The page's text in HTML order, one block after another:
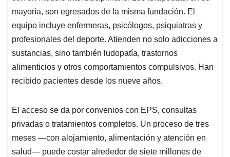
mayoría, son egresados de la misma fundación. El
equipo incluye enfermeras, psicólogos, psiquiatras y
profesionales del deporte. Atienden no solo adicciones a
sustancias, sino también ludopatía, trastornos
alimenticios y otros comportamientos compulsivos. Han
recibido pacientes desde los nueve años.
El acceso se da por convenios con EPS, consultas
privadas o tratamientos completos. Un proceso de tres
meses —con alojamiento, alimentación y atención en
salud— puede costar alrededor de siete millones de